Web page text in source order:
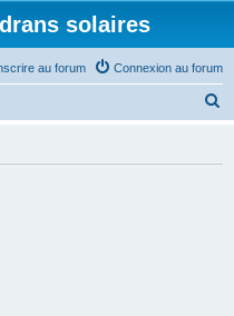
solaires
Connexion au forum
au forum